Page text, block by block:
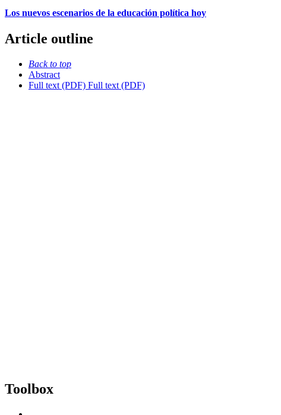
Los nuevos escenarios de la educación política hoy
Article outline
Back to top
Abstract
Full text (PDF) Full text (PDF)
Toolbox